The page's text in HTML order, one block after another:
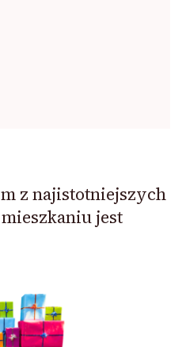
z najistotniejszych
jest